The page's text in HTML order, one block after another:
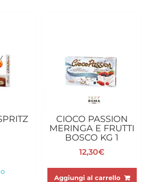
CIOCO PASSION
MERINGA E FRUTTI
BOSCO KG 1
12,30€
Aggiungi al carrello